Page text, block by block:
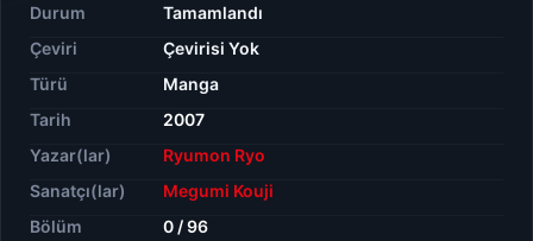
Durum
Tamamlandı
Çeviri
Çevirisi Yok
Türü
Manga
Tarih
2007
Yazar(lar)
Ryumon Ryo
Sanatçı(lar)
Megumi Kouji
Bölüm
0 / 96